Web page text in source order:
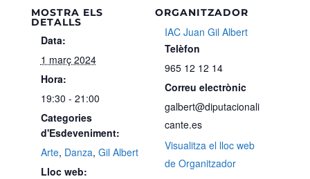
MOSTRA ELS
DETALLS
Data:
1 març 2024
Hora:
19:30 - 21:00
Categories
d'Esdeveniment:
Arte, Danza, Gil Albert
Lloc web:
ORGANITZADOR
IAC Juan Gil Albert
Telèfon
965 12 12 14
Correu electrònic
galbert@diputacionali
cante.es
Visualitza el lloc web
de Organitzador